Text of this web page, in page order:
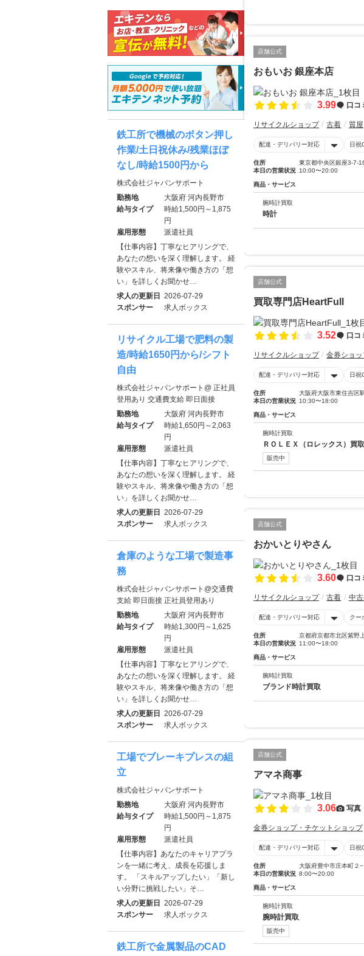
店舗公式
おもいお 銀座本店
3.99 口コ
リサイクルショップ 古着 質屋
配達・デリバリー対応 日祝
住所
東京都中央区銀座3-7-
本日の営業状況 10:00〜20:00
商品・サービス
腕時計買取
時計
店舗公式
買取専門店HeartFull
3.52 口コ
リサイクルショップ 金券ショ
配達・デリバリー対応 日祝
住所
大阪府大阪市東住吉区
本日の営業状況 10:30〜18:00
商品・サービス
腕時計買取
ＲＯＬＥＸ（ロレックス）買取
販売中
店舗公式
おかいとりやさん
3.60 口コ
リサイクルショップ 古着 中
配達・デリバリー対応 クー
住所
京都府京都市北区紫野
本日の営業状況 11:00〜18:00
商品・サービス
腕時計買取
ブランド時計買取
店舗公式
アマネ商事
3.06 写真
金券ショップ・チケットショップ
配達・デリバリー対応 日祝
住所
大阪府豊中市庄本町２
本日の営業状況 8:00〜20:00
商品・サービス
腕時計買取
腕時計買取
販売中
鉄工所で機械のボタン押し
作業/土日祝休み/残業ほぼ
なし/時給1500円から
株式会社ジャパンサポート
勤務地
大阪府 河内長野市
給与タイプ
時給1,500円～1,875
円
雇用形態
派遣社員
【仕事内容】丁寧なヒアリングで、
あなたの想いを深く理解します。 経
験やスキル、将来像や働き方の「想
い」を詳しくお聞かせ…
求人の更新日
2026-07-29
スポンサー
求人ボックス
リサイクル工場で肥料の製
造/時給1650円から/シフト
自由
株式会社ジャパンサポート@ 正社員
登用あり 交通費支給 即日面接
勤務地
大阪府 河内長野市
給与タイプ
時給1,650円～2,063
円
雇用形態
派遣社員
【仕事内容】丁寧なヒアリングで、
あなたの想いを深く理解します。 経
験やスキル、将来像や働き方の「想
い」を詳しくお聞かせ…
求人の更新日
2026-07-29
スポンサー
求人ボックス
倉庫のような工場で製造事
務
株式会社ジャパンサポート@交通費
支給 即日面接 正社員登用あり
勤務地
大阪府 河内長野市
給与タイプ
時給1,300円～1,625
円
雇用形態
派遣社員
【仕事内容】丁寧なヒアリングで、
あなたの想いを深く理解します。 経
験やスキル、将来像や働き方の「想
い」を詳しくお聞かせ…
求人の更新日
2026-07-29
スポンサー
求人ボックス
工場でブレーキプレスの組
立
株式会社ジャパンサポート
勤務地
大阪府 河内長野市
給与タイプ
時給1,500円～1,875
円
雇用形態
派遣社員
【仕事内容】あなたのキャリアプラ
ンを一緒に考え、成長を応援しま
す。 「スキルアップしたい」「新し
い分野に挑戦したい」そ…
求人の更新日
2026-07-29
スポンサー
求人ボックス
鉄工所で金属製品のCAD